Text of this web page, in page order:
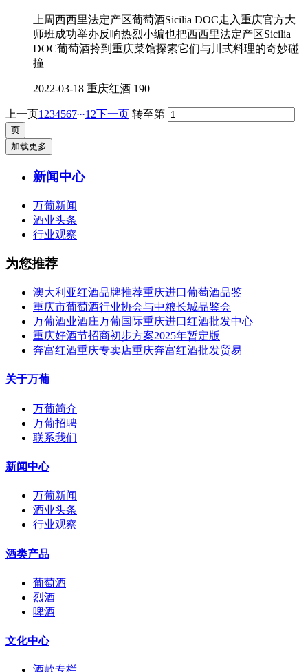
上周西西里法定产区葡萄酒Sicilia DOC走入重庆官方大
师班成功举办反响热烈小编也把西西里法定产区Sicilia
DOC葡萄酒拎到重庆菜馆探索它们与川式料理的奇妙碰
撞
2022-03-18 重庆红酒 190
上一页1 234567...12下一页 转至第
加载更多
新闻中心
万葡新闻
酒业头条
行业观察
为您推荐
澳大利亚红酒品牌推荐重庆进口葡萄酒品鉴
重庆市葡萄酒行业协会与中粮长城品鉴会
万葡酒业酒庄万葡国际重庆进口红酒批发中心
重庆好酒节招商初步方案2025年暂定版
奔富红酒重庆专卖店重庆奔富红酒批发贸易
关于万葡
万葡简介
万葡招聘
联系我们
新闻中心
万葡新闻
酒业头条
行业观察
酒类产品
葡萄酒
烈酒
啤酒
文化中心